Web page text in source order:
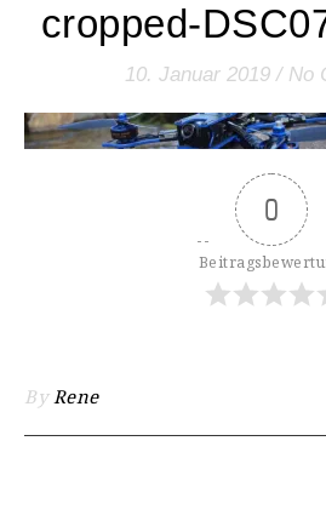
cropped-
10. Januar 2019 / No
0
ByRene